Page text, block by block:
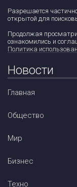
Разрешается
открытой для
Продолжая
ознакомились и
Политика
Новости
Главная
Общество
Мир
Бизнес
Техно